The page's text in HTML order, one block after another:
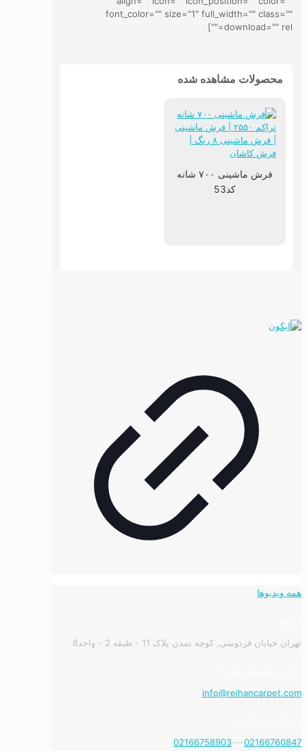
font_color="" size="1" full_width="" class=""
download="" rel=""]
محصولات مشاهده شده
فرش ماشینی ۷۰۰ شانه
کد53
همه ویدیوها
تهران خیابان فردوسی, کوچه تمدن پلاک 11 - طبقه 2 - واحد8
info@reihancarpet.com
02166760847
---
02166758903